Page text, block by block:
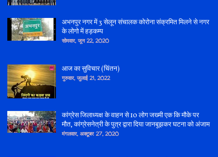
अभनपुर नगर में 3 सेलून संचालक कोरोना संक्रमित मिलने से नगर
के लोगो में हड़कम्प
सोमवार, जून 22, 2020
आज का सुविचार (चिंतन)
गुरुवार, जुलाई 21, 2022
कांग्रेस जिलाध्यक्ष के वाहन से 10 लोग जख्मी एक कि मौके पर
मौत, कांग्रेसनेत्री के पुत्र द्वारा दिया जानबूझकर घटना को अंजाम
मंगलवार, अक्टूबर 27, 2020